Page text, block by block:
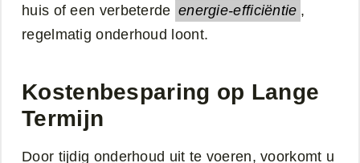
huis of een verbeterde energie-efficiëntie ,
regelmatig onderhoud loont.
Kostenbesparing op Lange
Termijn
Door tijdig onderhoud uit te voeren, voorkomt u